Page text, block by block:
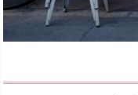
ORIGINAL